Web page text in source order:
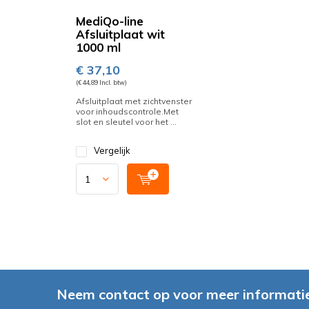
MediQo-line
Afsluitplaat wit
1000 ml
€ 37,10
(€ 44,89 Incl. btw)
Afsluitplaat met zichtvenster
voor inhoudscontrole.Met
slot en sleutel voor het ...
Vergelijk
Neem contact op voor meer